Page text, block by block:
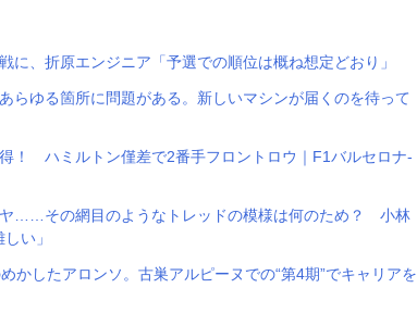
に、折原エンジニア「予選での順位は概ね想定どおり」
らゆる箇所に問題がある。新しいマシンが届くのを待って
！ ハミルトン僅差で2番手フロントロウ｜F1バルセロナ-
……その網目のようなトレッドの模様は何のため？ 小林
い」
かしたアロンソ。古巣アルピーヌでの“第4期”でキャリアを